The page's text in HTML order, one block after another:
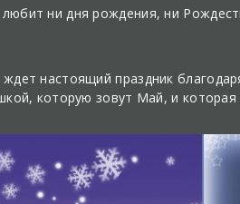
ни дня рождения, ни
настоящий праздник
которую зовут Май, и